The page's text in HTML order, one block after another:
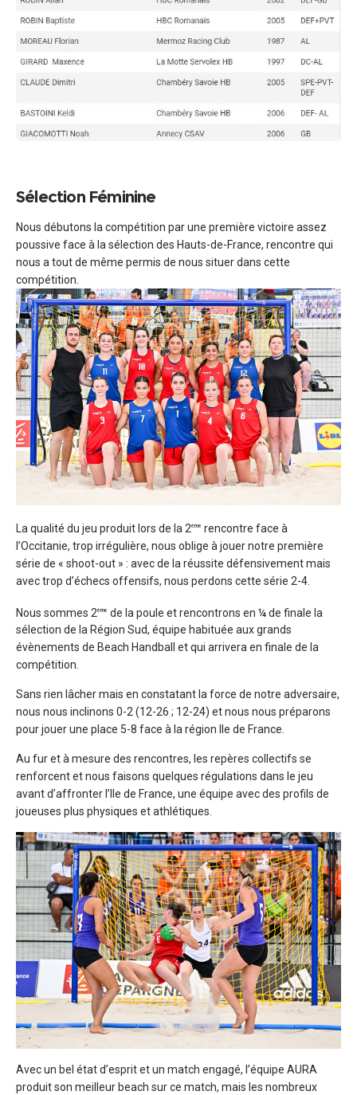
Sélection Féminine
Nous débutons la compétition par une première victoire assez
poussive face à la sélection des Hauts-de-France, rencontre qui
nous a tout de même permis de nous situer dans cette
compétition.
La qualité du jeu produit lors de la 2ème rencontre face à
l’Occitanie, trop irrégulière, nous oblige à jouer notre première
série de « shoot-out » : avec de la réussite défensivement mais
avec trop d’échecs offensifs, nous perdons cette série 2-4.
Nous sommes 2ème de la poule et rencontrons en ¼ de finale la
sélection de la Région Sud, équipe habituée aux grands
évènements de Beach Handball et qui arrivera en finale de la
compétition.
Sans rien lâcher mais en constatant la force de notre adversaire,
nous nous inclinons 0-2 (12-26 ; 12-24) et nous nous préparons
pour jouer une place 5-8 face à la région Ile de France.
Au fur et à mesure des rencontres, les repères collectifs se
renforcent et nous faisons quelques régulations dans le jeu
avant d’affronter l’Ile de France, une équipe avec des profils de
joueuses plus physiques et athlétiques.
Avec un bel état d’esprit et un match engagé, l’équipe AURA
produit son meilleur beach sur ce match, mais les nombreux